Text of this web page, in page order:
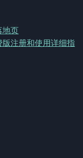
地页
注册和使用详细指